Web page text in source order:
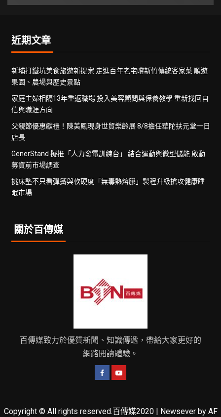
近期文章
新埔打鐵坑美食旅遊新提案 走進百年老宅嚐新竹傳統客家菜 順遊
果園、農場與歷史景點
家庭主婦相隔13年重返職場 投入美容顧問與保養教學 重新找回自
信與職涯方向
父親節優惠獻禮！陳美鳳現身世貿樂齡展 8/8擔任華陀扶元堂一日
店長
GenerStand 擬推「人力發電訓練台」 結合運動與微型儲能 啟動
募資前市場調查
挑床墊不只看彈簧與軟硬度「無毒熱熔膠」製程升級搶攻健康睡
眠市場
關於百傳媒
百傳媒致力於優質新聞、知識傳遞，帶給大家更好的
網路閱讀體驗。
Copyright © All rights reserved.百傳媒2020 | Newseverby AF